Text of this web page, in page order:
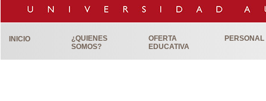
INICIO
¿QUIENES
SOMOS?
OFERTA
EDUCATIVA
PERSONAL